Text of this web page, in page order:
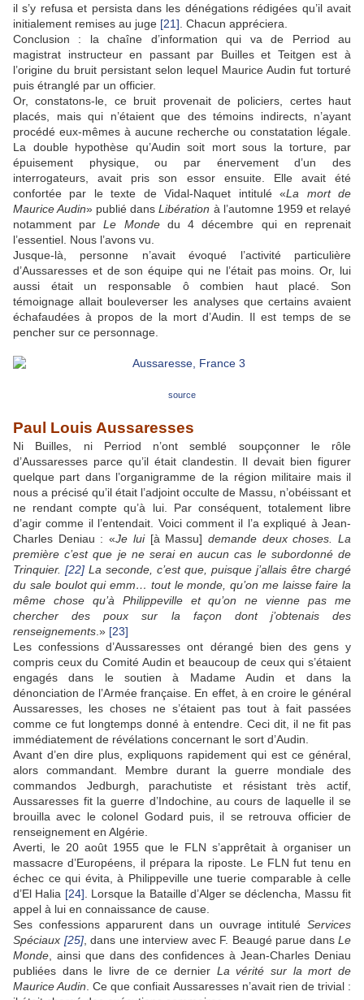
il s’y refusa et persista dans les dénégations rédigées qu’il avait
initialement remises au juge [21] . Chacun appréciera.
Conclusion : la chaîne d’information qui va de Perriod au
magistrat instructeur en passant par Builles et Teitgen est à
l’origine du bruit persistant selon lequel Maurice Audin fut torturé
puis étranglé par un officier.
Or, constatons-le, ce bruit provenait de policiers, certes haut
placés, mais qui n’étaient que des témoins indirects, n’ayant
procédé eux-mêmes à aucune recherche ou constatation légale.
La double hypothèse qu’Audin soit mort sous la torture, par
épuisement physique, ou par énervement d’un des
interrogateurs, avait pris son essor ensuite. Elle avait été
confortée par le texte de Vidal-Naquet intitulé «La mort de
Maurice Audin» publié dansLibération à l’automne 1959 et relayé
notamment parLe Mondedu 4 décembre qui en reprenait
l’essentiel. Nous l’avons vu.
Jusque-là, personne n’avait évoqué l’activité particulière
d’Aussaresses et de son équipe qui ne l’était pas moins. Or, lui
aussi était un responsable ô combien haut placé. Son
témoignage allait bouleverser les analyses que certains avaient
échafaudées à propos de la mort d’Audin. Il est temps de se
pencher sur ce personnage.
source
Paul Louis Aussaresses
Ni Builles, ni Perriod n’ont semblé soupçonner le rôle
d’Aussaresses parce qu’il était clandestin. Il devait bien figurer
quelque part dans l’organigramme de la région militaire mais il
nous a précisé qu’il était l’adjoint occulte de Massu, n’obéissant et
ne rendant compte qu’à lui. Par conséquent, totalement libre
d’agir comme il l’entendait. Voici comment il l’a expliqué à Jean-
Charles Deniau : «Je lui[à Massu] demande deux choses. La
première c’est que je ne serai en aucun cas le subordonné de
Trinquier. [22] La seconde, c’est que, puisque j’allais être chargé
du sale boulot qui emm… tout le monde, qu’on me laisse faire la
même chose qu’à Philippeville et qu’on ne vienne pas me
chercher des poux sur la façon dont j’obtenais des
renseignements .» [23]
Les confessions d’Aussaresses ont dérangé bien des gens y
compris ceux du Comité Audin et beaucoup de ceux qui s’étaient
engagés dans le soutien à Madame Audin et dans la
dénonciation de l’Armée française. En effet, à en croire le général
Aussaresses, les choses ne s’étaient pas tout à fait passées
comme ce fut longtemps donné à entendre. Ceci dit, il ne fit pas
immédiatement de révélations concernant le sort d’Audin.
Avant d’en dire plus, expliquons rapidement qui est ce général,
alors commandant. Membre durant la guerre mondiale des
commandos Jedburgh, parachutiste et résistant très actif,
Aussaresses fit la guerre d’Indochine, au cours de laquelle il se
brouilla avec le colonel Godard puis, il se retrouva officier de
renseignement en Algérie.
Averti, le 20 août 1955 que le FLN s’apprêtait à organiser un
massacre d’Européens, il prépara la riposte. Le FLN fut tenu en
échec ce qui évita, à Philippeville une tuerie comparable à celle
d’El Halia [24] . Lorsque la Bataille d’Alger se déclencha, Massu fit
appel à lui en connaissance de cause.
Ses confessions apparurent dans un ouvrage intitulé Services
Spéciaux [25], dans une interview avec F. Beaugé parue dans Le
Monde , ainsi que dans des confidences à Jean-Charles Deniau
publiées dans le livre de ce dernier La vérité sur la mort de
Maurice Audin . Ce que confiait Aussaresses n’avait rien de trivial :